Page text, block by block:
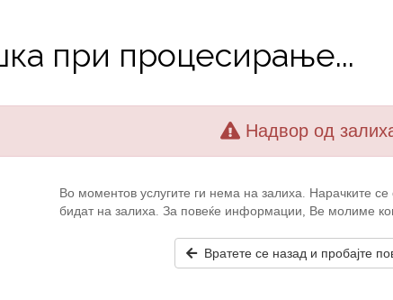
при процесирање...
Надвор од
Во моментов услугите ги нема на залиха. Нарачките
бидат на залиха. За повеќе информации, Ве молиме
Вратете се назад и пробајте